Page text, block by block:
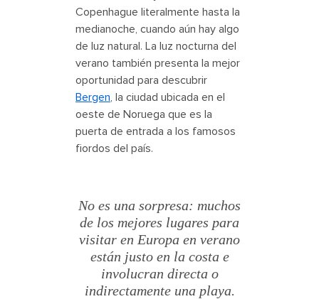
Copenhague literalmente hasta la
medianoche, cuando aún hay algo
de luz natural. La luz nocturna del
verano también presenta la mejor
oportunidad para descubrir
Bergen, la ciudad ubicada en el
oeste de Noruega que es la
puerta de entrada a los famosos
fiordos del país.
No es una sorpresa: muchos
de los mejores lugares para
visitar en Europa en verano
están justo en la costa e
involucran directa o
indirectamente una playa.